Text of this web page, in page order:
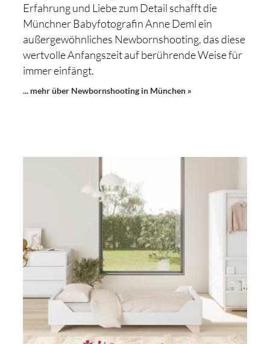
Erfahrung und Liebe zum Detail schafft die
Münchner Babyfotografin Anne Deml ein
außergewöhnliches Newbornshooting, das diese
wertvolle Anfangszeit auf berührende Weise für
immer einfängt.
... mehr über Newbornshooting in München »